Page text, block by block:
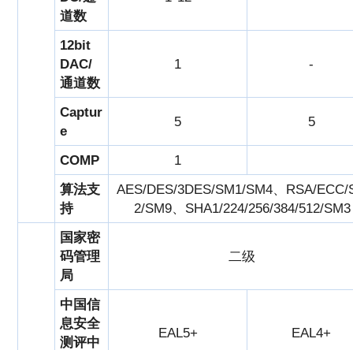
道数
12bit
DAC/
通道数
1 -
Captur
e
5 5
COMP 1
算法支
持
AES/DES/3DES/SM1/SM4、RSA/ECC/
2/SM9、SHA1/224/256/384/512/SM3
国家密
码管理
局
二级
中国信
息安全
测评中
EAL5+ EAL4+